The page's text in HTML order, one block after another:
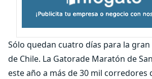
Sólo quedan cuatro días para la
de Chile. La Gatorade Maratón de
este año a más de 30 mil corredores